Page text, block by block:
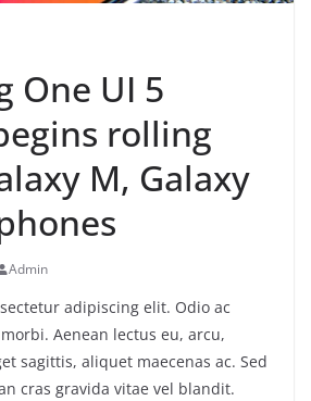
One UI 5
rolling
M, Galaxy
Admin
adipiscing elit. Odio ac
Aenean lectus eu, arcu,
sagittis, aliquet maecenas ac. Sed
cras gravida vitae vel blandit.